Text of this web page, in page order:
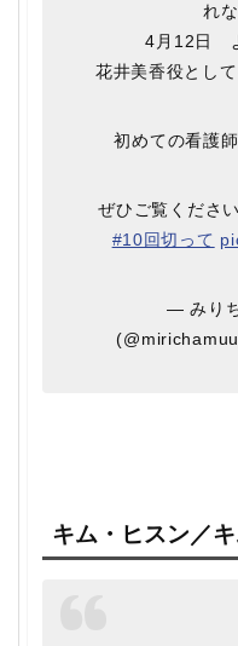
れ
4月12日
花井美香役とし
初めての看護
ぜひご覧くださ
#10回切って
— みり
キム・ヒスン／